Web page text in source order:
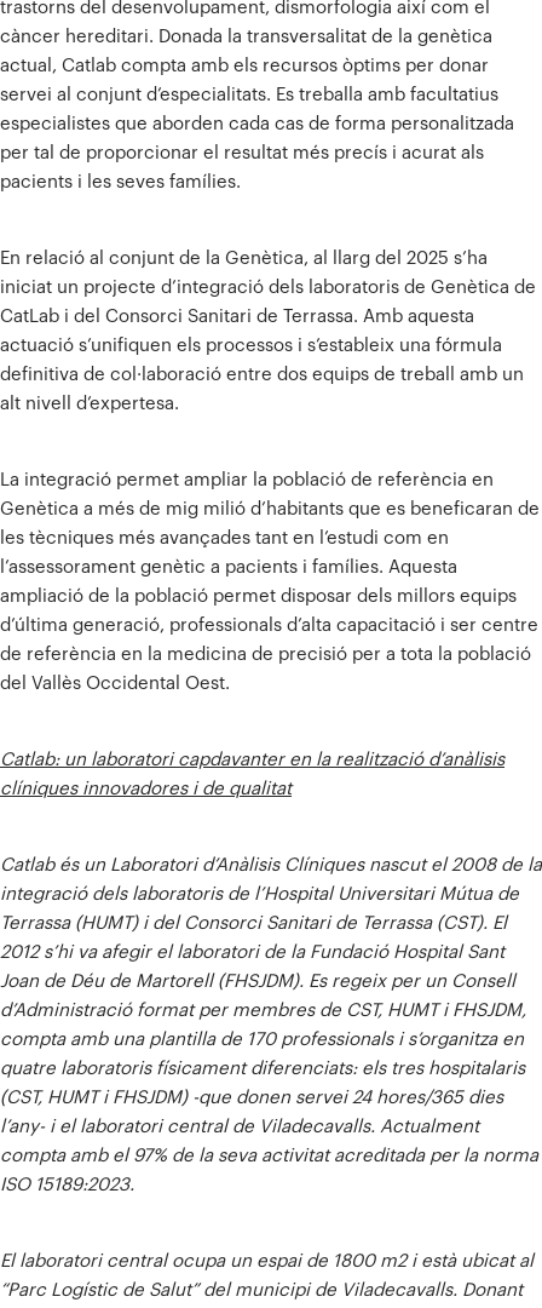
trastorns del desenvolupament, dismorfologia així com el
càncer hereditari. Donada la transversalitat de la genètica
actual, Catlab compta amb els recursos òptims per donar
servei al conjunt d’especialitats. Es treballa amb facultatius
especialistes que aborden cada cas de forma personalitzada
per tal de proporcionar el resultat més precís i acurat als
pacients i les seves famílies.
En relació al conjunt de la Genètica, al llarg del 2025 s’ha
iniciat un projecte d’integració dels laboratoris de Genètica de
CatLab i del Consorci Sanitari de Terrassa. Amb aquesta
actuació s’unifiquen els processos i s’estableix una fórmula
definitiva de col·laboració entre dos equips de treball amb un
alt nivell d’expertesa.
La integració permet ampliar la població de referència en
Genètica a més de mig milió d’habitants que es beneficaran de
les tècniques més avançades tant en l’estudi com en
l’assessorament genètic a pacients i famílies. Aquesta
ampliació de la població permet disposar dels millors equips
d’última generació, professionals d’alta capacitació i ser centre
de referència en la medicina de precisió per a tota la població
del Vallès Occidental Oest.
Catlab: un laboratori capdavanter en la realització d’anàlisis
clíniques innovadores i de qualitat
Catlab és un Laboratori d’Anàlisis Clíniques nascut el 2008 de la
integració dels laboratoris de l’Hospital Universitari Mútua de
Terrassa (HUMT) i del Consorci Sanitari de Terrassa (CST). El
2012 s’hi va afegir el laboratori de la Fundació Hospital Sant
Joan de Déu de Martorell (FHSJDM). Es regeix per un Consell
d’Administració format per membres de CST, HUMT i FHSJDM,
compta amb una plantilla de 170 professionals i s’organitza en
quatre laboratoris físicament diferenciats: els tres hospitalaris
(CST, HUMT i FHSJDM) -que donen servei 24 hores/365 dies
l’any- i el laboratori central de Viladecavalls. Actualment
compta amb el 97% de la seva activitat acreditada per la norma
ISO 15189:2023.
El laboratori central ocupa un espai de 1800 m2 i està ubicat al
“Parc Logístic de Salut” del municipi de Viladecavalls. Donant